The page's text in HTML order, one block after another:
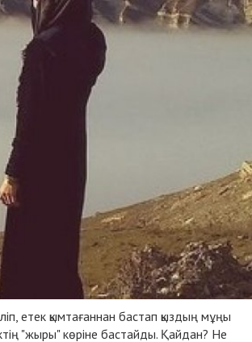
етек қымтағаннан бастап қыздың мұңы
"жыры" көріне бастайды. Қайдан? Не